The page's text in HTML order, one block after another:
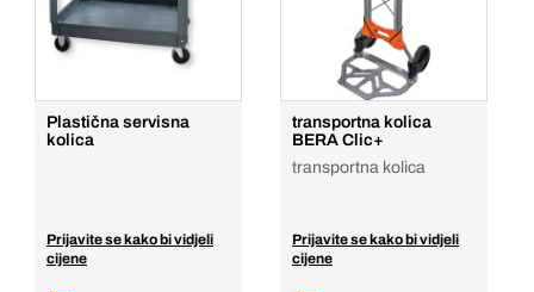
Dodaj u košaricu
Plastična servisna
kolica
Prijavite se kako bi vidjeli
cijene
transportna kolica
BERA Clic+
transportna kolica
Prijavite se kako bi vidjeli
cijene